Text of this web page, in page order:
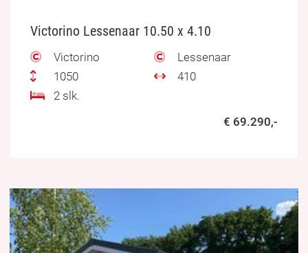
Victorino Lessenaar 10.50 x 4.10
Victorino
Lessenaar
1050
410
2 slk.
€ 69.290,-